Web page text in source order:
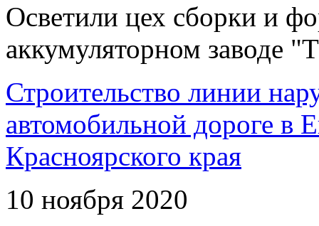
Осветили цех сборки и
аккумуляторном заводе
Строительство линии
автомобильной дороге в
Красноярского края
10 ноября 2020